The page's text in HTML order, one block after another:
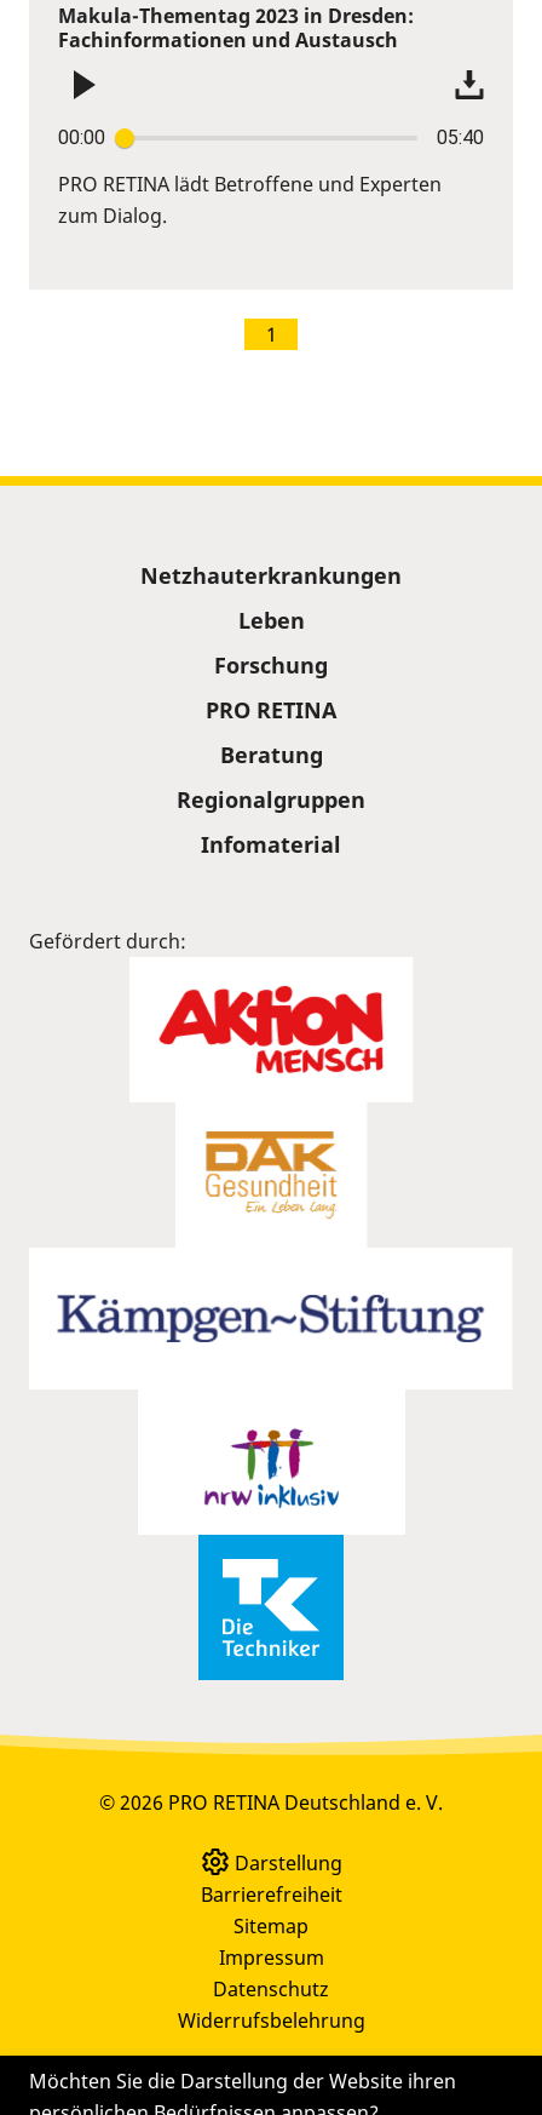
Möchten Sie die Darstellung der Website ihren
Makula-Thementag 2023 in Dresden:
Fachinformationen und Austausch
00:00 05:40
PRO RETINA lädt Betroffene und Experten
zum Dialog.
1
Netzhauterkrankungen
Leben
Forschung
PRO RETINA
Beratung
Regionalgruppen
Infomaterial
Gefördert durch:
© 2026 PRO RETINA Deutschland e. V.
Darstellung
Barrierefreiheit
Sitemap
Impressum
Datenschutz
Widerrufsbelehrung